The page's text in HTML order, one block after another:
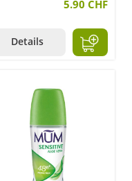
5.90 CHF
Details